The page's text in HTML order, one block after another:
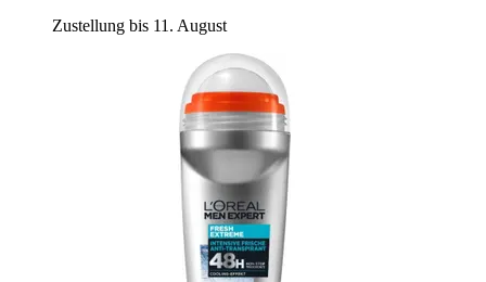
Zustellung bis 11. August